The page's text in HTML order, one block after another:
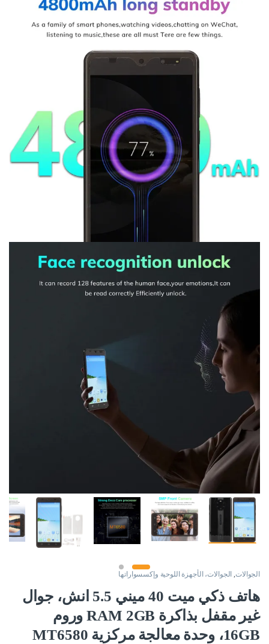
الجوالات, الجوالات، الأجهزة اللوحية وإكسسواراتها
هاتف ذكي ميت 40 ميني 5.5 انش، جوال
غير مقفل بذاكرة RAM 2GB وروم
16GB، وحدة معالجة مركزية MT6580